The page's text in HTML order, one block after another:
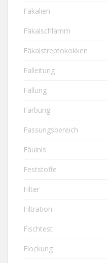
Fäkalien
Fäkalschlamm
Fäkalstreptokokken
Falleitung
Fällung
Färbung
Fassungsbereich
Fäulnis
Feststoffe
Filter
Filtration
Fischtest
Flockung